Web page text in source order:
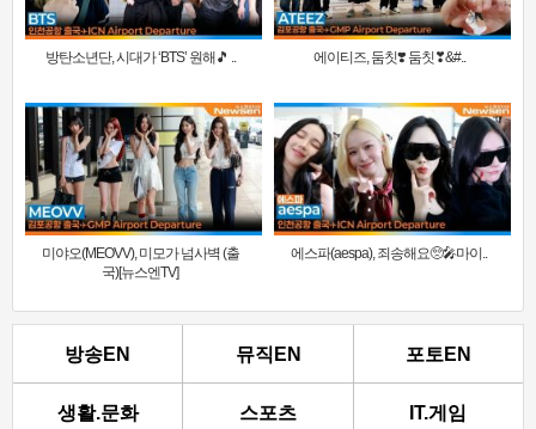
방탄소년단, 시대가 ‘BTS’ 원해🎵 .. 에이티즈, 둠칫❣️ 둠칫❣&#..
미야오(MEOVV), 미모가 넘사벽 (출
국)[뉴스엔TV]
에스파(aespa), 죄송해요🥺🎤마이..
방송EN 뮤직EN 포토EN
생활.문화 스포츠 IT.게임